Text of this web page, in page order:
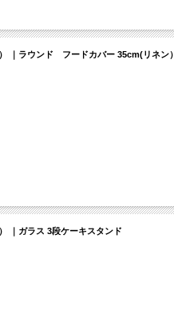
｜ラウンド フードカバー 35cm(リネン）
｜ガラス 3段ケーキスタンド